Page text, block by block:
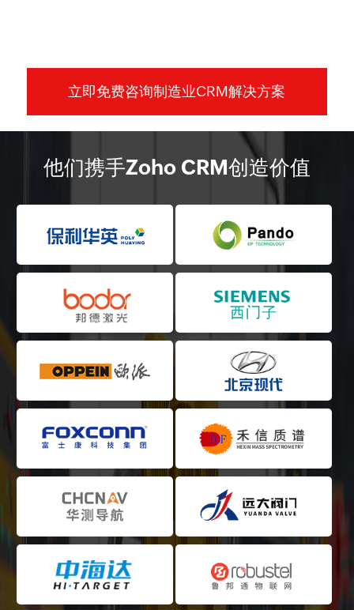
立即免费咨询制造业CRM解决方案
他们携手Zoho CRM创造价值